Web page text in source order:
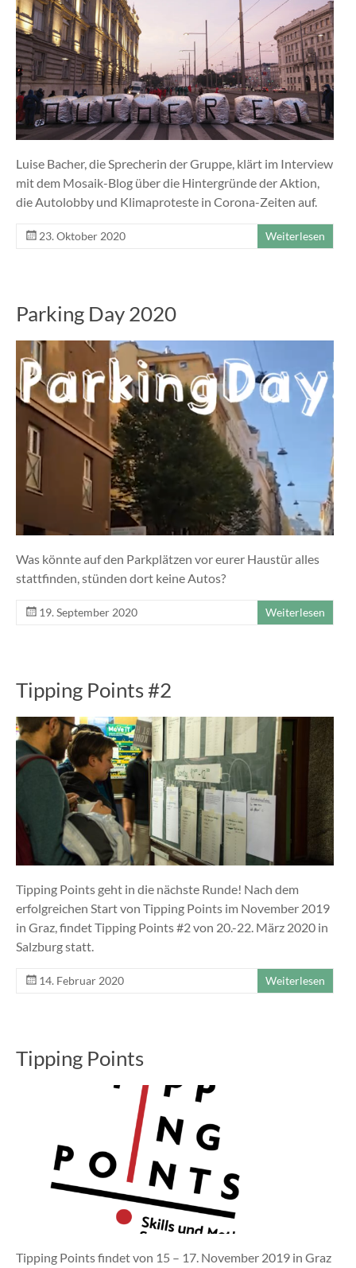
Luise Bacher, die Sprecherin der Gruppe, klärt im Interview
mit dem Mosaik-Blog über die Hintergründe der Aktion,
die Autolobby und Klimaproteste in Corona-Zeiten auf.
23. Oktober 2020 Weiterlesen
Parking Day 2020
Was könnte auf den Parkplätzen vor eurer Haustür alles
stattfinden, stünden dort keine Autos?
19. September 2020 Weiterlesen
Tipping Points #2
Tipping Points geht in die nächste Runde! Nach dem
erfolgreichen Start von Tipping Points im November 2019
in Graz, findet Tipping Points #2 von 20.-22. März 2020 in
Salzburg statt.
14. Februar 2020 Weiterlesen
Tipping Points
Tipping Points findet von 15 – 17. November 2019 in Graz